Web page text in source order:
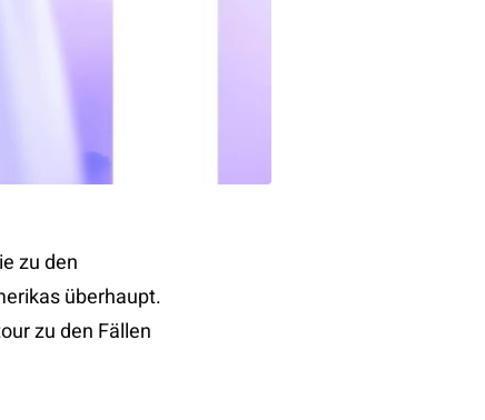
zu den
überhaupt.
zu den Fällen